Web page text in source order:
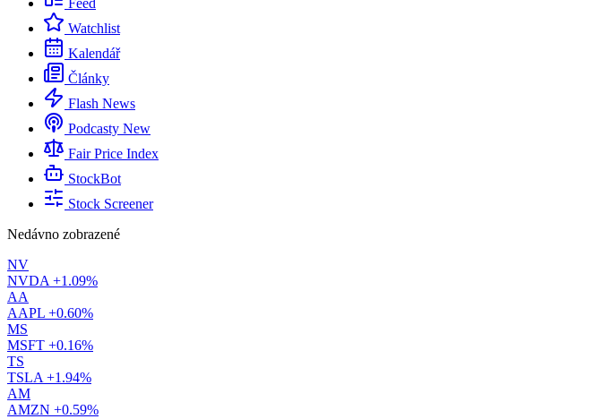
Feed
Watchlist
Kalendář
Články
Flash News
Podcasty New
Fair Price Index
StockBot
Stock Screener
Nedávno zobrazené
NV
NVDA +1.09%
AA
AAPL +0.60%
MS
MSFT +0.16%
TS
TSLA +1.94%
AM
AMZN +0.59%